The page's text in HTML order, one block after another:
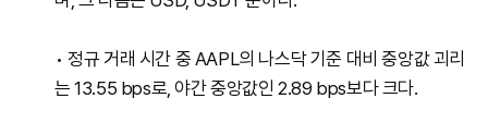
• 정규 거래 시간 중 AAPL의 나스닥 기준 대비 중앙값 괴리
는 13.55 bps로, 야간 중앙값인 2.89 bps보다 크다.